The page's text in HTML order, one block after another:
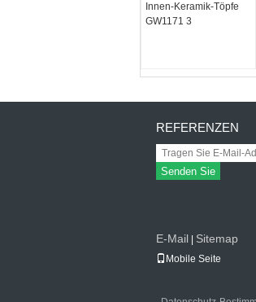
Innen-Keramik-Töpfe
GW1171 3
REFERENZEN
Senden Sie
E-Mail Sitemap
Mobile Seite